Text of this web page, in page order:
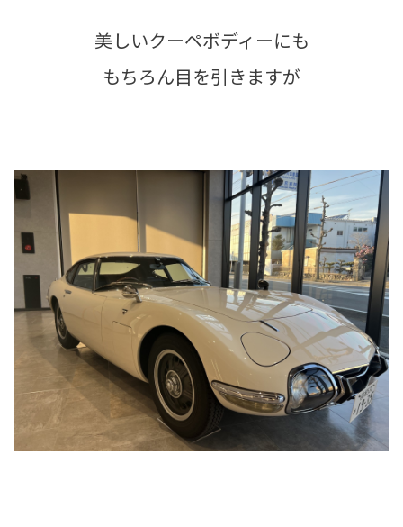
美しいクーペボディーにも
もちろん目を引きますが